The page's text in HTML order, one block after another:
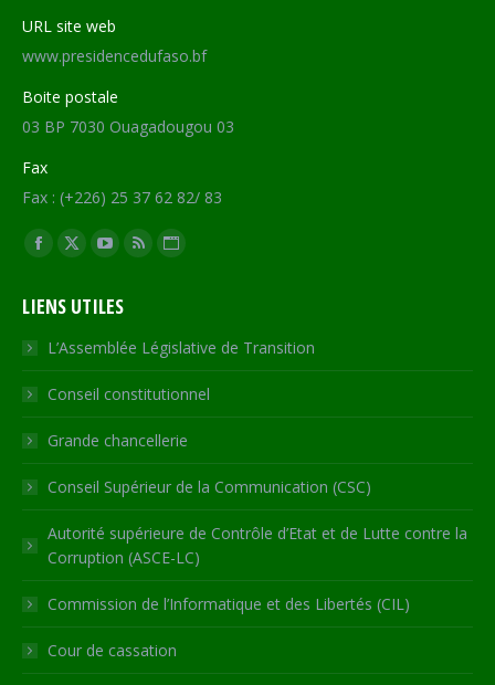
URL site web
www.presidencedufaso.bf
Boite postale
03 BP 7030 Ouagadougou 03
Fax
Fax : (+226) 25 37 62 82/ 83
Trouvez nous sur :
Facebook
opens
in
new
window
X
opens
in
new
window
YouTube
opens
in
new
window
RSS
in
new
window
Site
opens
in
new
LIENS UTILES
L’Assemblée Législative de Transition
Conseil constitutionnel
Grande chancellerie
Conseil Supérieur de la Communication (CSC)
Autorité supérieure de Contrôle d’Etat et de Lutte contre la
Corruption (ASCE-LC)
Commission de l’Informatique et des Libertés (CIL)
Cour de cassation